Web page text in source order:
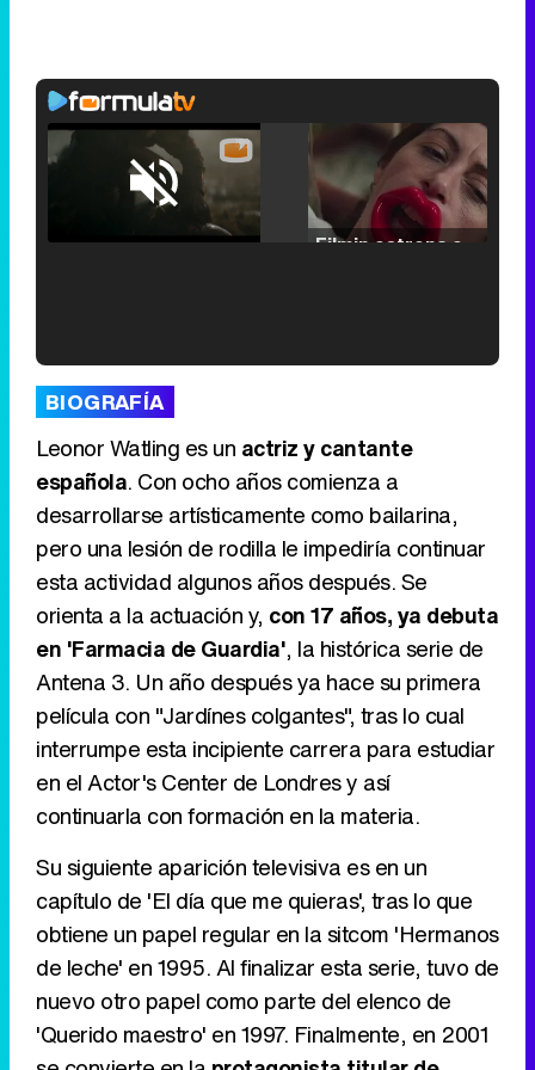
Unmute /
Tráiler en catalán de 'Ravalear', la nueva serie de HBO Max sobre los fondos buitre
Canción ganadora de Eurovisión 2026: DARA con "Bangaranga" por Bulgaria
BIOGRAFÍA
Leonor Watling es un actriz y cantante
española. Con ocho años comienza a
desarrollarse artísticamente como bailarina,
pero una lesión de rodilla le impediría continuar
esta actividad algunos años después. Se
orienta a la actuación y, con 17 años, ya debuta
en 'Farmacia de Guardia', la histórica serie de
Antena 3. Un año después ya hace su primera
película con "Jardínes colgantes", tras lo cual
interrumpe esta incipiente carrera para estudiar
en el Actor's Center de Londres y así
continuarla con formación en la materia.
Su siguiente aparición televisiva es en un
capítulo de 'El día que me quieras', tras lo que
obtiene un papel regular en la sitcom 'Hermanos
de leche' en 1995. Al finalizar esta serie, tuvo de
nuevo otro papel como parte del elenco de
'Querido maestro' en 1997. Finalmente, en 2001